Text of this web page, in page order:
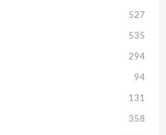
527
535
294
94
131
358